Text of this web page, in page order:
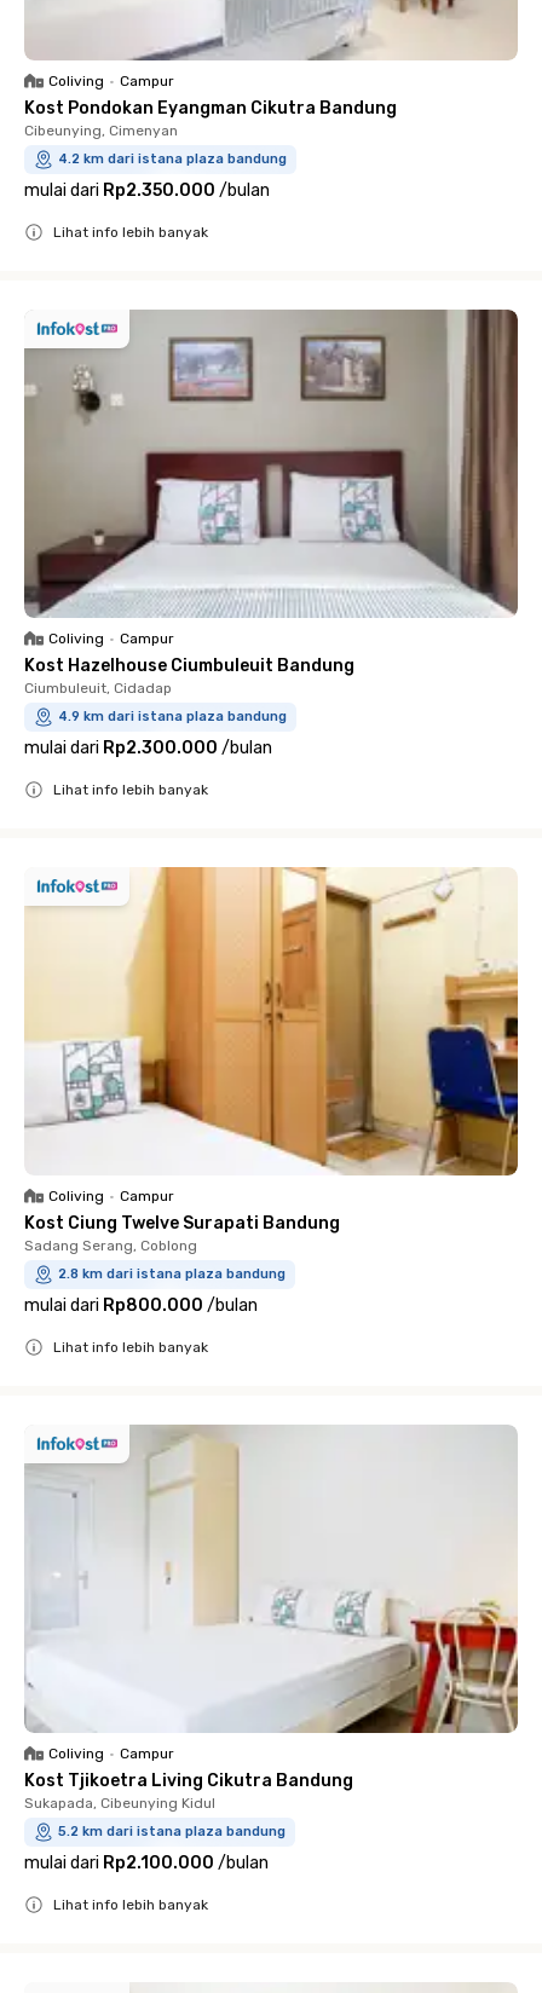
Coliving • Campur
Kost Pondokan Eyangman Cikutra Bandung
Cibeunying, Cimenyan
4.2 km dari istana plaza bandung
mulai dari Rp2.350.000 /bulan
Lihat info lebih banyak
Coliving • Campur
Kost Hazelhouse Ciumbuleuit Bandung
Ciumbuleuit, Cidadap
4.9 km dari istana plaza bandung
mulai dari Rp2.300.000 /bulan
Lihat info lebih banyak
Coliving • Campur
Kost Ciung Twelve Surapati Bandung
Sadang Serang, Coblong
2.8 km dari istana plaza bandung
mulai dari Rp800.000 /bulan
Lihat info lebih banyak
Coliving • Campur
Kost Tjikoetra Living Cikutra Bandung
Sukapada, Cibeunying Kidul
5.2 km dari istana plaza bandung
mulai dari Rp2.100.000 /bulan
Lihat info lebih banyak